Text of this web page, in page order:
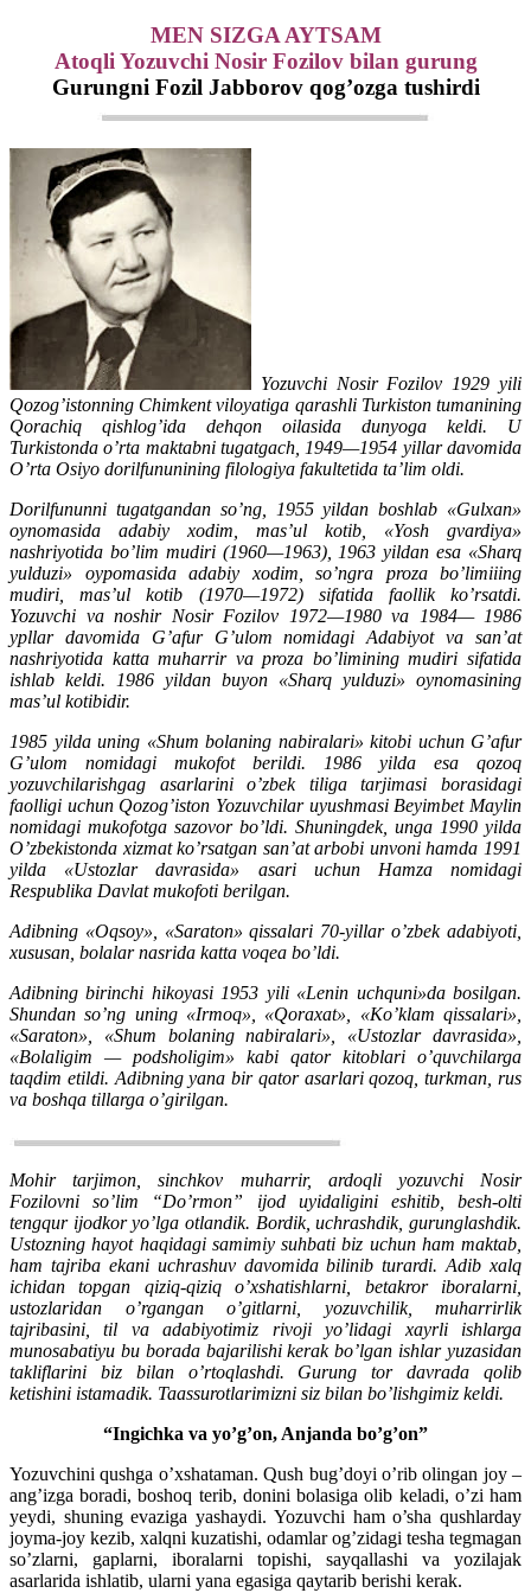
MEN SIZGA AYTSAM
Atoqli Yozuvchi Nosir Fozilov bilan gurung
Gurungni Fozil Jabborov qog’ozga tushirdi
Yozuvchi Nosir Fozilov 1929 yili
Qozog’istonning Chimkent viloyatiga qarashli Turkiston tumanining
Qorachiq qishlog’ida dehqon oilasida dunyoga keldi. U
Turkistonda o’rta maktabni tugatgach, 1949—1954 yillar davomida
O’rta Osiyo dorilfununining filologiya fakultetida ta’lim oldi.
Dorilfununni tugatgandan so’ng, 1955 yildan boshlab «Gulxan»
oynomasida adabiy xodim, mas’ul kotib, «Yosh gvardiya»
nashriyotida bo’lim mudiri (1960—1963), 1963 yildan esa «Sharq
yulduzi» oypomasida adabiy xodim, so’ngra proza bo’limiiing
mudiri, mas’ul kotib (1970—1972) sifatida faollik ko’rsatdi.
Yozuvchi va noshir Nosir Fozilov 1972—1980 va 1984— 1986
ypllar davomida G’afur G’ulom nomidagi Adabiyot va san’at
nashriyotida katta muharrir va proza bo’limining mudiri sifatida
ishlab keldi. 1986 yildan buyon «Sharq yulduzi» oynomasining
mas’ul kotibidir.
1985 yilda uning «Shum bolaning nabiralari» kitobi uchun G’afur
G’ulom nomidagi mukofot berildi. 1986 yilda esa qozoq
yozuvchilarishgag asarlarini o’zbek tiliga tarjimasi borasidagi
faolligi uchun Qozog’iston Yozuvchilar uyushmasi Beyimbet Maylin
nomidagi mukofotga sazovor bo’ldi. Shuningdek, unga 1990 yilda
O’zbekistonda xizmat ko’rsatgan san’at arbobi unvoni hamda 1991
yilda «Ustozlar davrasida» asari uchun Hamza nomidagi
Respublika Davlat mukofoti berilgan.
Adibning «Oqsoy», «Saraton» qissalari 70-yillar o’zbek adabiyoti,
xususan, bolalar nasrida katta voqea bo’ldi.
Adibning birinchi hikoyasi 1953 yili «Lenin uchquni»da bosilgan.
Shundan so’ng uning «Irmoq», «Qoraxat», «Ko’klam qissalari»,
«Saraton», «Shum bolaning nabiralari», «Ustozlar davrasida»,
«Bolaligim — podsholigim» kabi qator kitoblari o’quvchilarga
taqdim etildi. Adibning yana bir qator asarlari qozoq, turkman, rus
va boshqa tillarga o’girilgan.
Mohir tarjimon, sinchkov muharrir, ardoqli yozuvchi Nosir
Fozilovni so’lim “Do’rmon” ijod uyidaligini eshitib, besh-olti
tengqur ijodkor yo’lga otlandik. Bordik, uchrashdik, gurunglashdik.
Ustozning hayot haqidagi samimiy suhbati biz uchun ham maktab,
ham tajriba ekani uchrashuv davomida bilinib turardi. Adib xalq
ichidan topgan qiziq-qiziq o’xshatish­larni, betakror iboralarni,
ustozlaridan o’rgangan o’gitlarni, yozuvchilik, muharrirlik
tajribasini, til va adabiyotimiz rivoji yo’lidagi xayrli ishlarga
munosabatiyu bu borada bajarilishi kerak bo’lgan ishlar yuzasidan
takliflarini biz bilan o’rtoqlashdi. Gurung tor davrada qolib
ketishini istamadik. Taassurotlarimizni siz bilan bo’lishgimiz keldi.
“Ingichka va yo’g’on, Anjanda bo’g’on”
Yozuvchini qushga o’xshataman. Qush bug’doyi o’rib olingan joy –
ang’izga boradi, boshoq terib, donini bolasiga olib keladi, o’zi ham
yeydi, shuning evaziga yashaydi. Yozuvchi ham o’sha qushlarday
joyma-joy kezib, xalqni kuzatishi, odamlar og’zidagi tesha tegmagan
so’zlarni, gaplarni, iboralarni topishi, sayqallashi va yozilajak
asarlarida ishlatib, ularni yana egasiga qaytarib berishi kerak.